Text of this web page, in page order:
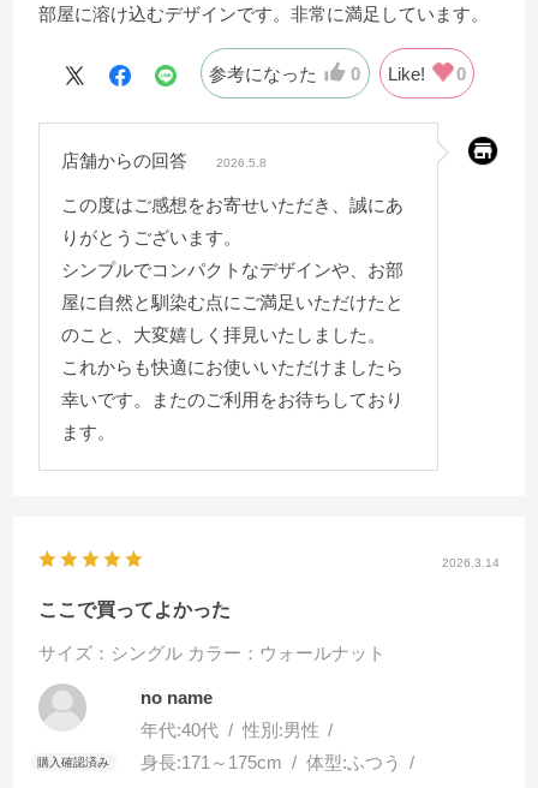
部屋に溶け込むデザインです。非常に満足しています。
参考になった 0 Like! 0
店舗からの回答 2026.5.8
この度はご感想をお寄せいただき、誠にあ
りがとうございます。
シンプルでコンパクトなデザインや、お部
屋に自然と馴染む点にご満足いただけたと
のこと、大変嬉しく拝見いたしました。
これからも快適にお使いいただけましたら
幸いです。またのご利用をお待ちしており
ます。
2026.3.14
ここで買ってよかった
サイズ：シングル カラー：ウォールナット
no name
年代:40代 性別:男性
身長:171～175cm 体型:ふつう